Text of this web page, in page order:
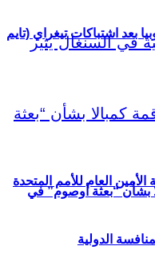
العام للأمم المتحدة
الدولية
بعد اشتباكات تيغراي (تايم
بشأن “بعثة أوصوم” في